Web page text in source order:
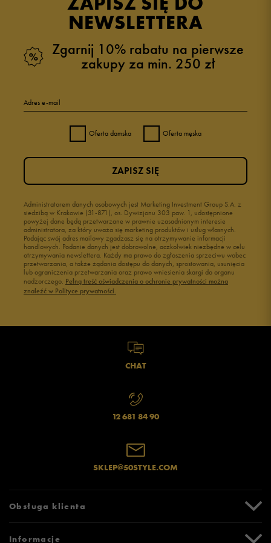
NEWSLETTERA
Zgarnij 10% rabatu na pierwsze
zakupy za min. 250 zł
Adres e-mail
Oferta damska Oferta męska
Administratorem danych osobowych jest Marketing Investment Group S.A. z
siedzibą w Krakowie (31-871), os. Dywizjonu 303 paw. 1, udostępnione
powyżej dane będą przetwarzane w prawnie uzasadnionym interesie
administratora, za który uważa się marketing produktów i usług własnych.
Podając swój adres mailowy zgadzasz się na otrzymywanie informacji
handlowych. Podanie danych jest dobrowolne, aczkolwiek niezbędne w celu
otrzymywania newslettera. Każdy ma prawo do zgłoszenia sprzeciwu wobec
przetwarzania, a także żądania dostępu do danych, sprostowania, usunięcia
lub ograniczenia przetwarzania oraz prawo wniesienia skargi do organu
nadzorczego. Pełną treść oświadczenia o ochronie prywatności można
znaleźć w Polityce prywatności.
ZAPISZ SIĘ
CHAT
12 681 84 90
SKLEP@50STYLE.COM
Obsługa klienta
Informacje